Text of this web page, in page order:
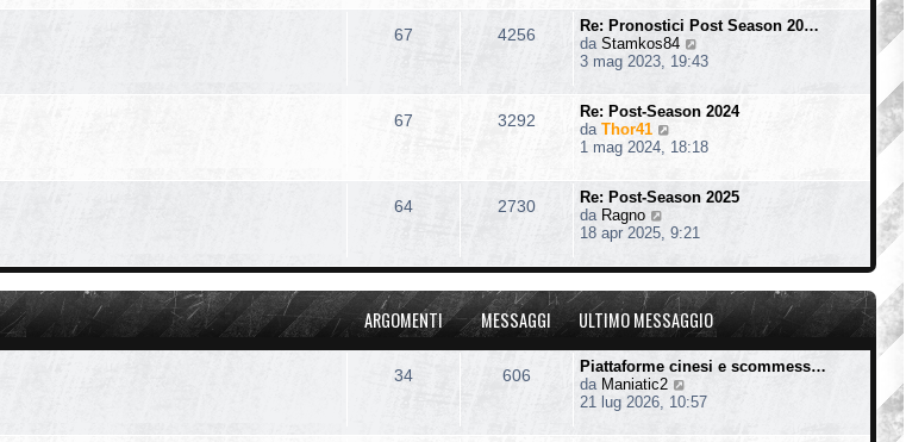
o s
a
g
g
o
o
e
s
a
g
g
o
i
u
l
t
m
o
m
e
a
g
g
o
67 4256
Re: Pronostici Post Season 20…
da Stamkos84
e
i
u
t
m
o
e
s
a
g
g
i
o
3 mag 2023, 19:43
67 3292
Re: Post-Season 2024
da Thor41
e
i
u
t
m
o
m
e
s
a
g
i
1 mag 2024, 18:18
64 2730
Re: Post-Season 2025
da Ragno
e
i
l
t
o
m
e
18 apr 2025, 9:21
ARGOMENTI MESSAGGI ULTIMO MESSAGGIO
34 606
Piattaforme cinesi e scommess…
da Maniatic2
e
21 lug 2026, 10:57